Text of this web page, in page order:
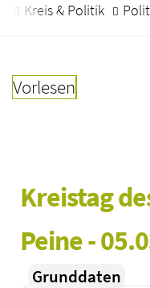
Kreis & Politik
Vorlesen
Kreistag
Peine -
Grunddaten